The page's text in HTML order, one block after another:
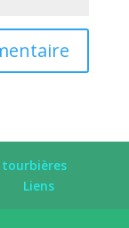
tourbières
Liens